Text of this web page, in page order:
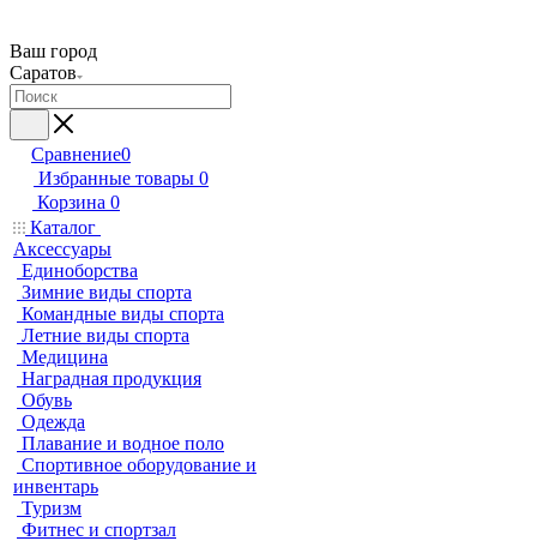
Ваш город
Саратов
Сравнение0
Избранные товары 0
Корзина 0
Каталог
Аксессуары
Единоборства
Зимние виды спорта
Командные виды спорта
Летние виды спорта
Медицина
Наградная продукция
Обувь
Одежда
Плавание и водное поло
Спортивное оборудование и
инвентарь
Туризм
Фитнес и спортзал